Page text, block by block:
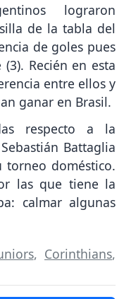
lograron
de la tabla del
de goles pues
Recién en esta
entre ellos y
ganar en Brasil.
respecto a la
Battaglia
torneo doméstico.
las que tiene la
calmar algunas
, Corinthians,